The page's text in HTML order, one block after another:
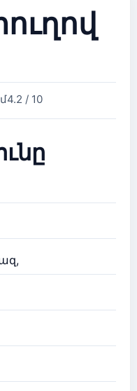
4.2 / 10